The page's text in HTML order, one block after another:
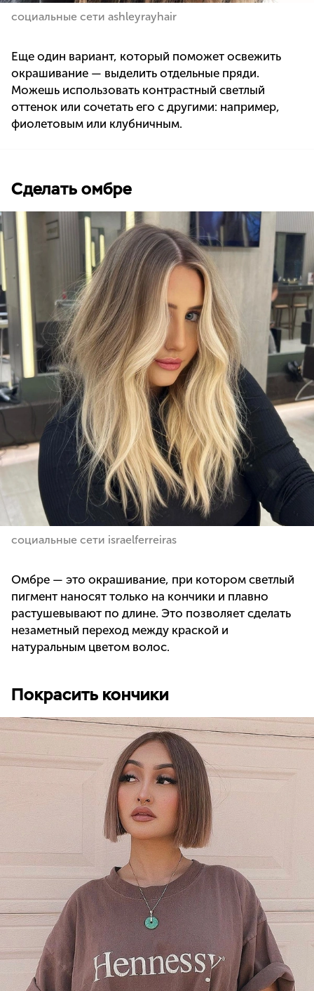
социальные сети ashleyrayhair
Еще один вариант, который поможет освежить
окрашивание — выделить отдельные пряди.
Можешь использовать контрастный светлый
оттенок или сочетать его с другими: например,
фиолетовым или клубничным.
Сделать омбре
социальные сети israelferreiras
Омбре — это окрашивание, при котором светлый
пигмент наносят только на кончики и плавно
растушевывают по длине. Это позволяет сделать
незаметный переход между краской и
натуральным цветом волос.
Покрасить кончики